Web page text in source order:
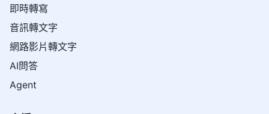
即時轉寫
音訊轉文字
網路影片轉文字
AI問答
Agent